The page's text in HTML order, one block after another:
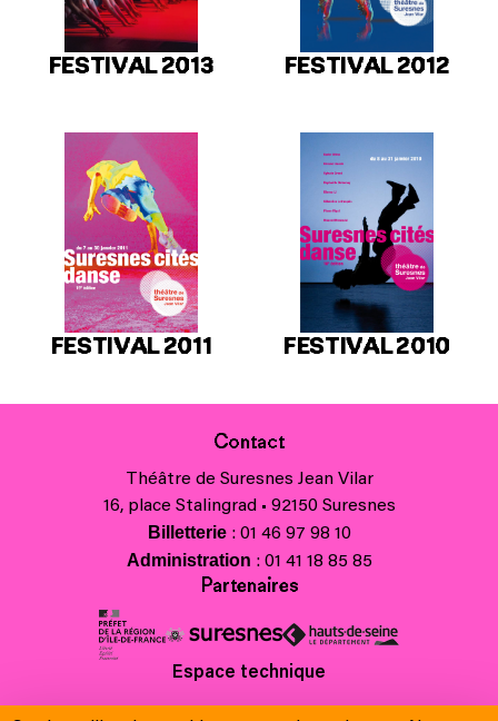
FESTIVAL 2013 FESTIVAL 2012
FESTIVAL 2011 FESTIVAL 2010
Contact
Théâtre de Suresnes Jean Vilar
16, place Stalingrad • 92150 Suresnes
Billetterie: 01 46 97 98 10
Administration : 01 41 18 85 85
Partenaires
Espace technique